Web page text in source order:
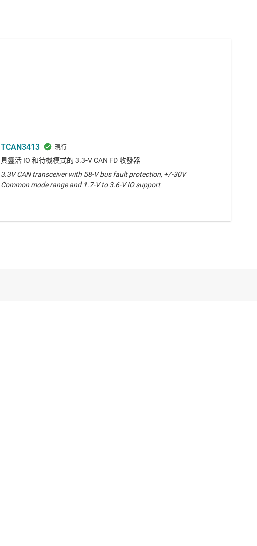
TCAN3413
具靈活 IO 和待機模式的 3.3-V CAN FD 收發器
3.3V CAN transceiver with 58-V bus fault protection, +/-30V
Common mode range and 1.7-V to 3.6-V IO support